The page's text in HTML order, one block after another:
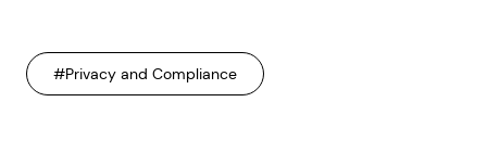
#Privacy and Compliance